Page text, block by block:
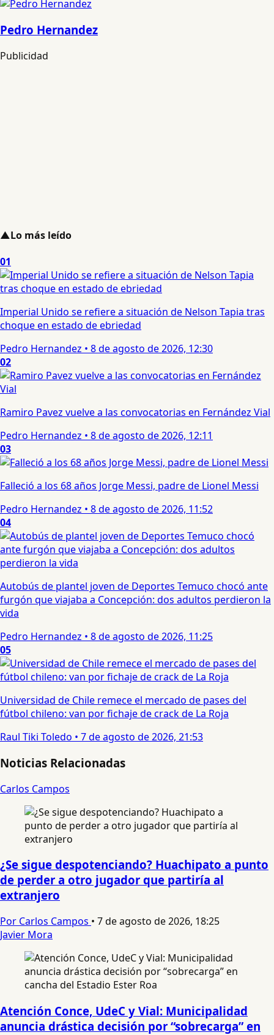
Pedro Hernandez
Publicidad
▲Lo más leído
01
Imperial Unido se refiere a situación de Nelson Tapia tras
choque en estado de ebriedad
Pedro Hernandez • 8 de agosto de 2026, 12:30
02
Ramiro Pavez vuelve a las convocatorias en Fernández Vial
Pedro Hernandez • 8 de agosto de 2026, 12:11
03
Falleció a los 68 años Jorge Messi, padre de Lionel Messi
Pedro Hernandez • 8 de agosto de 2026, 11:52
04
Autobús de plantel joven de Deportes Temuco chocó ante
furgón que viajaba a Concepción: dos adultos perdieron la
vida
Pedro Hernandez • 8 de agosto de 2026, 11:25
05
Universidad de Chile remece el mercado de pases del
fútbol chileno: van por fichaje de crack de La Roja
Raul Tiki Toledo • 7 de agosto de 2026, 21:53
Noticias Relacionadas
Carlos Campos
¿Se sigue despotenciando? Huachipato a punto
de perder a otro jugador que partiría al
extranjero
Por Carlos Campos • 7 de agosto de 2026, 18:25
Javier Mora
Atención Conce, UdeC y Vial: Municipalidad
anuncia drástica decisión por “sobrecarga” en